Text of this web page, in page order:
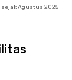
sejak Agustus 2025